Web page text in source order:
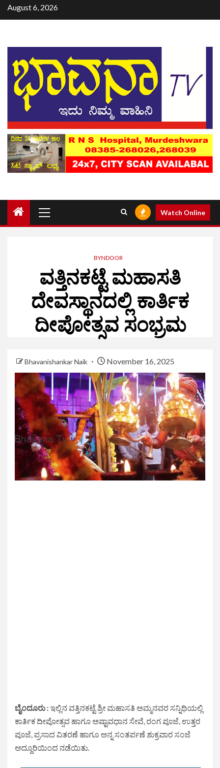
August 6, 2026
Watch Online
BYNDOOR
ವತ್ತಿನಕಟ್ಟೆ ಮಹಾಸತಿ
ದೇವಸ್ಥಾನದಲ್ಲಿ ಕಾರ್ತಿಕ
ದೀಪೋತ್ಸವ ಸಂಭ್ರಮ
Bhavanishankar Naik November 16, 2025
ಬೈಂದೂರು :ಇಲ್ಲಿನ ವತ್ತಿನಕಟ್ಟೆ ಶ್ರೀ ಮಹಾಸತಿ ಅಮ್ಮನವರ ಸನ್ನಿಧಿಯಲ್ಲಿ
ಕಾರ್ತಿಕ ದೀಪೋತ್ಸವ ಹಾಗೂ ಅಷ್ಟಾವಧಾನ ಸೇವೆ, ರಂಗ ಪೂಜೆ, ಉತ್ತರ
ಪೂಜೆ, ಪ್ರಸಾದ ವಿತರಣೆ ಹಾಗೂ ಅನ್ನ ಸಂತರ್ಪಣೆ ಶುಕ್ರವಾರ ಸಂಜೆ
ಅದ್ದೂರಿಯಿಂದ ನಡೆಯಿತು.